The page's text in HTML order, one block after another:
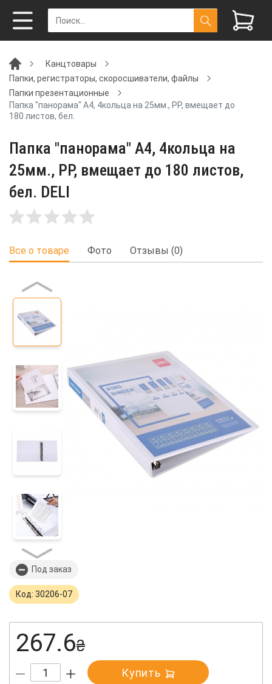
Канцтовары
Папки, регистраторы, скоросшиватели, файлы
Папки презентационные
Папка "панорама" А4, 4кольца на 25мм., PP, вмещает до
180 листов, бел.
Папка "панорама" А4, 4кольца на
25мм., PP, вмещает до 180 листов,
бел. DELI
Все о товаре Фото Отзывы (0)
Под заказ
Код: 30206-07
267.6₴
Купить